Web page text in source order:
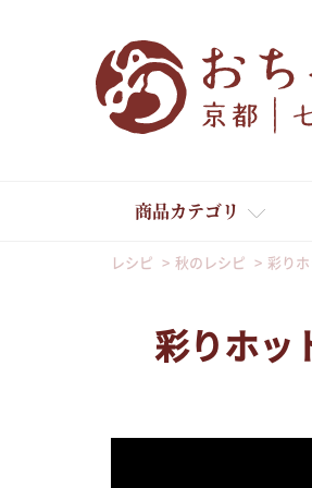
商品カテゴリ
京の一味とうが
レシピ 秋のレシピ 彩り
彩りホッ